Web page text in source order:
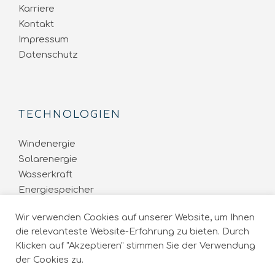
Karriere
Kontakt
Impressum
Datenschutz
TECHNOLOGIEN
Windenergie
Solarenergie
Wasserkraft
Energiespeicher
Wir verwenden Cookies auf unserer Website, um Ihnen
die relevanteste Website-Erfahrung zu bieten. Durch
Klicken auf "Akzeptieren" stimmen Sie der Verwendung
der Cookies zu.